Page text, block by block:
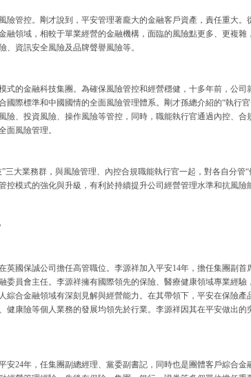
管控。剛才說到，平安管理著龐大的金融客戶資產，責任重大。
融領域，相較于單業經營的金融機構，面臨的風險點更多、更複雜
資訊安全風險及品牌聲譽風險等。
式的金融科技集團。為確保風險管控和經營穩健，十多年前，公司
國際標準和中國國情的全面風險管理體系。剛才孫總介紹的“執行
、投資風險、操作風險等管控，同時，職能執行官通過內控、合
面風險管理。
三大業務群，與風險管理、內控合規職能執行官一起，對各自分管“
模式的強化與升級，有利於持續提升公司經營管理水準和抗風險
國保誠公司擔任高管職位。李源祥加入平安14年，擔任集團副首
委員會主任。李源祥擁有國際領先的保險、醫療健康領域專業經驗
合金融領域有深刻見解與經營能力。在其帶領下，平安在保險產
健康險等個人業務的發展均領先於行業。李源祥因其在平安做出的
安24年，任集團副總經理、黨委副書記，同時也是團體客戶綜合金